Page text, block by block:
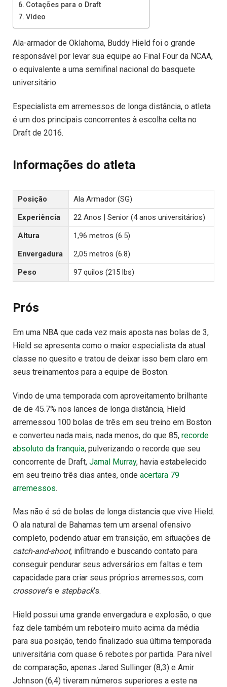
Cotações para o Draft
Vídeo
Ala-armador de Oklahoma, Buddy Hield foi o grande
responsável por levar sua equipe ao Final Four da NCAA,
o equivalente a uma semifinal nacional do basquete
universitário.
Especialista em arremessos de longa distância, o atleta
é um dos principais concorrentes à escolha celta no
Draft de 2016.
Informações do atleta
Posição
Ala Armador (SG)
Experiência
22 Anos | Senior (4 anos universitários)
Altura
1,96 metros (6.5)
Envergadura
2,05 metros (6.8)
Peso
97 quilos (215 lbs)
Prós
Em uma NBA que cada vez mais aposta nas bolas de 3,
Hield se apresenta como o maior especialista da atual
classe no quesito e tratou de deixar isso bem claro em
seus treinamentos para a equipe de Boston.
Vindo de uma temporada com aproveitamento brilhante
de de 45.7% nos lances de longa distância, Hield
arremessou 100 bolas de três em seu treino em Boston
e converteu nada mais, nada menos, do que 85, recorde
absoluto da franquia, pulverizando o recorde que seu
concorrente de Draft, Jamal Murray, havia estabelecido
em seu treino três dias antes, onde acertara 79
arremessos.
Mas não é só de bolas de longa distancia que vive Hield.
O ala natural de Bahamas tem um arsenal ofensivo
completo, podendo atuar em transição, em situações de
catch-and-shoot, infiltrando e buscando contato para
conseguir pendurar seus adversários em faltas e tem
capacidade para criar seus próprios arremessos, com
crossover‘s e stepback‘s.
Hield possui uma grande envergadura e explosão, o que
faz dele também um reboteiro muito acima da média
para sua posição, tendo finalizado sua última temporada
universitária com quase 6 rebotes por partida. Para nível
de comparação, apenas Jared Sullinger (8,3) e Amir
Johnson (6,4) tiveram números superiores a este na